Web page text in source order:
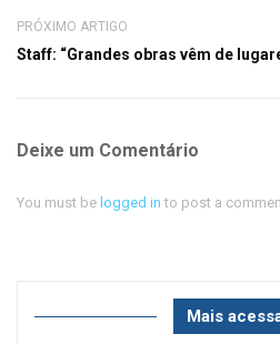
PRÓXIMO ARTIGO
Staff: “Grandes obras vêm de
Deixe um Comentário
You must be logged in to post a
Mais